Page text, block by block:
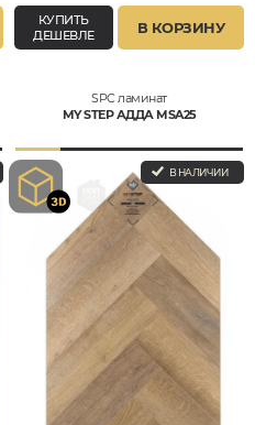
КУПИТЬ
ДЕШЕВЛЕ
В КОРЗИНУ
SPC ламинат
MY STEP АДДА MSA25
В НАЛИЧИИ